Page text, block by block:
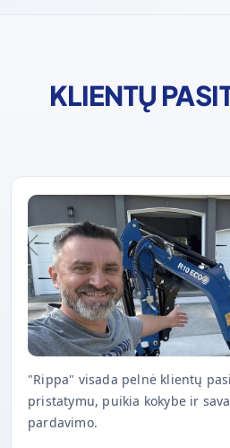
KLIENTŲ
"Rippa" visada pelnė klientų
pristatymu, puikia kokybe ir
pardavimo.